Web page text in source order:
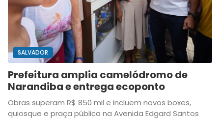
SALVADOR
Prefeitura amplia camelódromo de
Narandiba e entrega ecoponto
Obras superam R$ 850 mil e incluem novos boxes,
quiosque e praça pública na Avenida Edgard Santos